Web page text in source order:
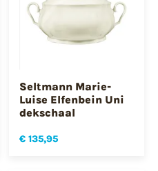
Seltmann Marie-
Luise Elfenbein Uni
dekschaal
€ 135,95